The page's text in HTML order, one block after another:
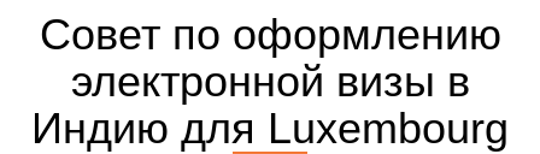
Совет по оформлению
электронной визы в
Индию для Luxembourg